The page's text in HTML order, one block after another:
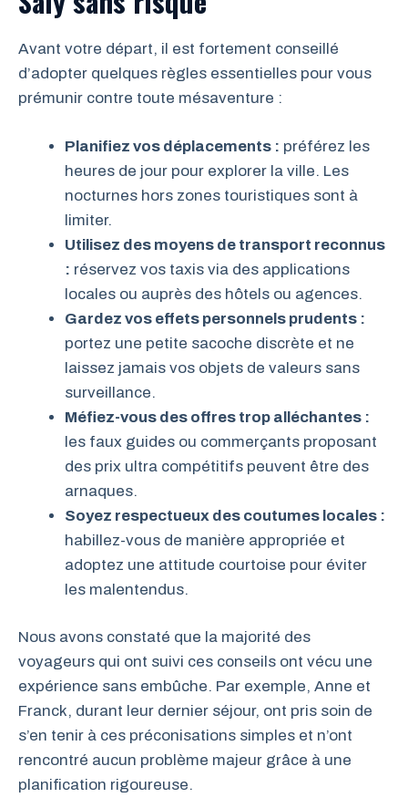
Avant votre départ, il est fortement conseillé
d’adopter quelques règles essentielles pour vous
prémunir contre toute mésaventure :
Planifiez vos déplacements : préférez les
heures de jour pour explorer la ville. Les
nocturnes hors zones touristiques sont à
limiter.
Utilisez des moyens de transport reconnus
: réservez vos taxis via des applications
locales ou auprès des hôtels ou agences.
Gardez vos effets personnels prudents :
portez une petite sacoche discrète et ne
laissez jamais vos objets de valeurs sans
surveillance.
Méfiez-vous des offres trop alléchantes :
les faux guides ou commerçants proposant
des prix ultra compétitifs peuvent être des
arnaques.
Soyez respectueux des coutumes locales :
habillez-vous de manière appropriée et
adoptez une attitude courtoise pour éviter
les malentendus.
Nous avons constaté que la majorité des
voyageurs qui ont suivi ces conseils ont vécu une
expérience sans embûche. Par exemple, Anne et
Franck, durant leur dernier séjour, ont pris soin de
s’en tenir à ces préconisations simples et n’ont
rencontré aucun problème majeur grâce à une
planification rigoureuse.